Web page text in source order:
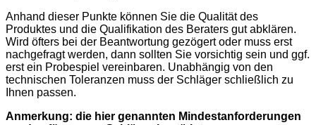
Anhand dieser Punkte können Sie die Qualität des
Produktes und die Qualifikation des Beraters gut abklären.
Wird öfters bei der Beantwortung gezögert oder muss erst
nachgefragt werden, dann sollten Sie vorsichtig sein und ggf.
erst ein Probespiel vereinbaren. Unabhängig von den
technischen Toleranzen muss der Schläger schließlich zu
Ihnen passen.
Anmerkung: die hier genannten Mindestanforderungen